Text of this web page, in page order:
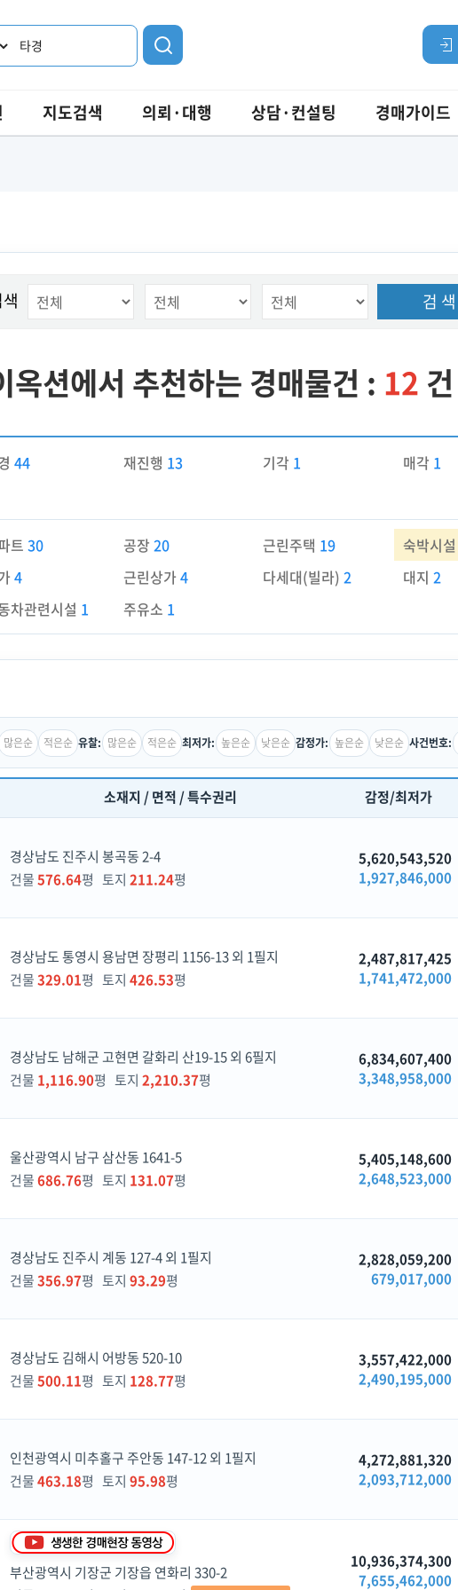
타경
지도검색 의뢰·대행 상담·컨설팅 경매가이드
검 색
옥션에서 추천하는 경매물건 : 12 건
44 재진행 13 기각 1 매각 1
트30 공장20 근린주택 19 숙박시설
4 근린상가4 다세대(빌라)2 대지 2
차관련시설 1 주유소 1
많은순 적은순 유찰: 많은순 적은순 최저가: 높은순 낮은순 감정가: 높은순 낮은순 사건번호:
소재지 / 면적 / 특수권리 감정/최저가
경상남도 진주시 봉곡동 2-4
건물576.64평 토지 211.24평
5,620,543,520
1,927,846,000
경상남도 통영시 용남면 장평리 1156-13 외 1필지
건물329.01평 토지 426.53평
2,487,817,425
1,741,472,000
경상남도 남해군 고현면 갈화리 산19-15 외 6필지
건물 1,116.90평 토지 2,210.37평
6,834,607,400
3,348,958,000
울산광역시 남구 삼산동 1641-5
건물686.76평 토지 131.07평
5,405,148,600
2,648,523,000
경상남도 진주시 계동 127-4 외 1필지
건물356.97평 토지 93.29평
2,828,059,200
679,017,000
경상남도 김해시 어방동 520-10
건물500.11평 토지 128.77평
3,557,422,000
2,490,195,000
인천광역시 미추홀구 주안동 147-12 외 1필지
건물463.18평 토지 95.98평
4,272,881,320
2,093,712,000
부산광역시 기장군 기장읍 연화리 330-2
10,936,374,300
7,655,462,000